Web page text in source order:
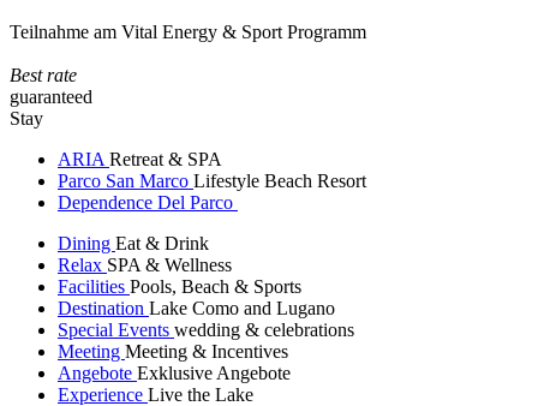
Teilnahme am Vital Energy & Sport Programm
Best rate
guaranteed
Stay
ARIA Retreat & SPA
Parco San Marco Lifestyle Beach Resort
Dependence Del Parco
Dining Eat & Drink
Relax SPA & Wellness
Facilities Pools, Beach & Sports
Destination Lake Como and Lugano
Special Events wedding & celebrations
Meeting Meeting & Incentives
Angebote Exklusive Angebote
Experience Live the Lake